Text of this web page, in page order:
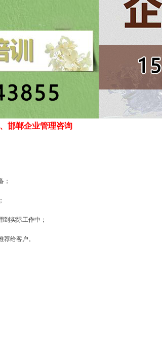
邯郸企业管理咨询
；
到实际工作中；
给客户。